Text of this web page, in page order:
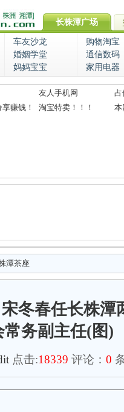
长株潭广场
车友沙龙
购物淘宝
婚姻学堂
通信数码
妈妈宝宝 家用电器
友人手机网
占
赚钱！
淘宝特卖！！！ 本
潭茶座
冬春任长株潭
常务副主任(图)
点击:18339 评论： 0